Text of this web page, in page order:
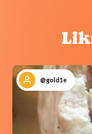
@gold1e